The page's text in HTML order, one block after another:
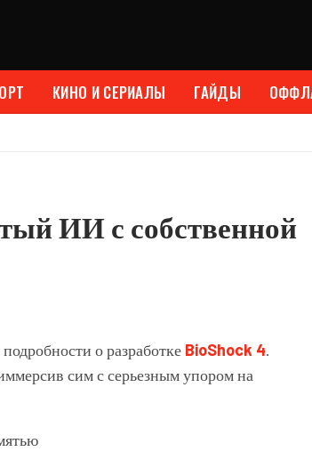
КИНО И СЕРИАЛЫ ГАЙДЫ
ИИ с собственной
о разработке BioShock 4.
сим с серьезным упором на